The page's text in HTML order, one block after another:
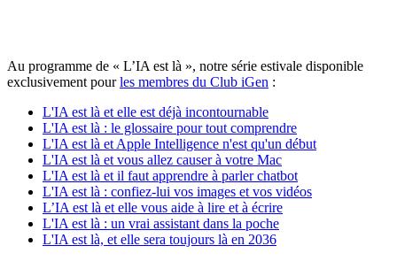
Au programme de « L’IA est là », notre série estivale disponible
exclusivement pourles membres du Club iGen :
L'IA est là et elle est déjà incontournable
L'IA est là : le glossaire pour tout comprendre
L'IA est là et Apple Intelligence n'est qu'un début
L'IA est là et vous allez causer à votre Mac
L'IA est là et il faut apprendre à parler chatbot
L'IA est là : confiez-lui vos images et vos vidéos
L’IA est là et elle vous aide à lire et à écrire
L'IA est là : un vrai assistant dans la poche
L'IA est là, et elle sera toujours là en 2036